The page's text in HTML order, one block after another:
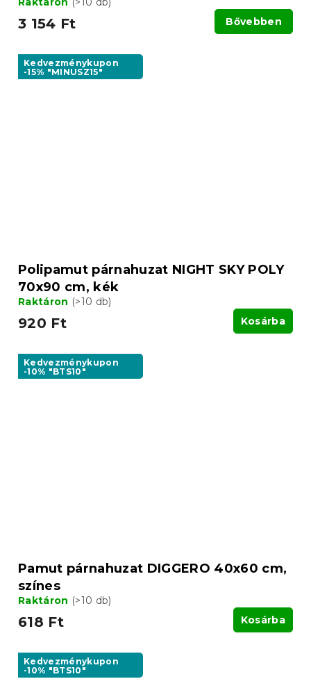
3 154 Ft Bővebben
Kedvezménykupon
-15% "MINUSZ15"
Polipamut párnahuzat NIGHT SKY POLY
70x90 cm, kék
Raktáron (>10 db)
920 Ft Kosárba
Kedvezménykupon
-10% "BTS10"
Pamut párnahuzat DIGGERO 40x60 cm,
színes
Raktáron (>10 db)
618 Ft Kosárba
Kedvezménykupon
-10% "BTS10"